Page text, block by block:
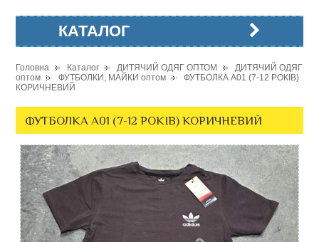
КАТАЛОГ
Головна Каталог ДИТЯЧИЙ ОДЯГ ОПТОМ
ДИТЯЧИЙ ОДЯГ
оптом
ФУТБОЛКИ, МАЙКИ оптом
ФУТБОЛКА A01 (7-12 РОКІВ)
КОРИЧНЕВИЙ
ФУТБОЛКА A01 (7-12 РОКІВ) КОРИЧНЕВИЙ